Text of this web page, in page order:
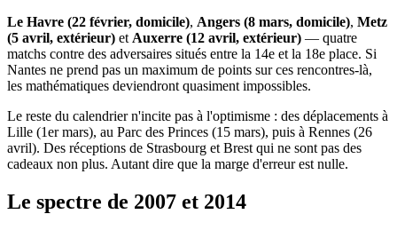
Le Havre (22 février, domicile), Angers (8 mars, domicile), Metz
(5 avril, extérieur) et Auxerre (12 avril, extérieur) — quatre
matchs contre des adversaires situés entre la 14e et la 18e place. Si
Nantes ne prend pas un maximum de points sur ces rencontres-là,
les mathématiques deviendront quasiment impossibles.
Le reste du calendrier n'incite pas à l'optimisme : des déplacements à
Lille (1er mars), au Parc des Princes (15 mars), puis à Rennes (26
avril). Des réceptions de Strasbourg et Brest qui ne sont pas des
cadeaux non plus. Autant dire que la marge d'erreur est nulle.
Le spectre de 2007 et 2014